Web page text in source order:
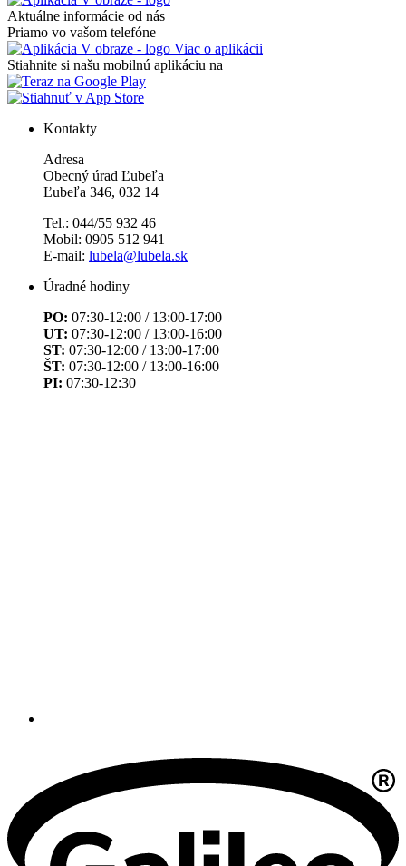
Aktuálne informácie od nás
Priamo vo vašom telefóne
Viac o aplikácii
Stiahnite si našu mobilnú aplikáciu na
Kontakty
Adresa
Obecný úrad Ľubeľa
Ľubeľa 346, 032 14
Tel.: 044/55 932 46
Mobil: 0905 512 941
E-mail: lubela@lubela.sk
Úradné hodiny
PO: 07:30-12:00 / 13:00-17:00
UT: 07:30-12:00 / 13:00-16:00
ST: 07:30-12:00 / 13:00-17:00
ŠT: 07:30-12:00 / 13:00-16:00
PI: 07:30-12:30